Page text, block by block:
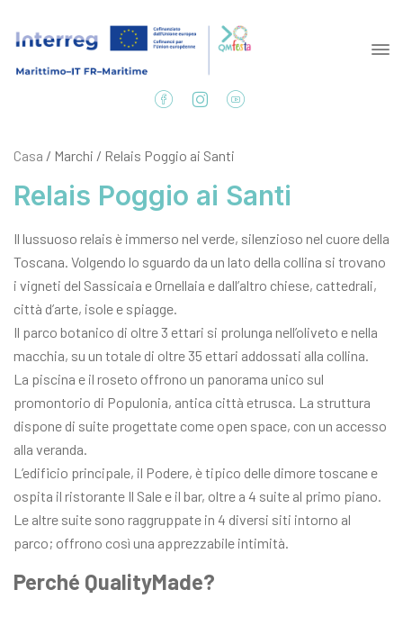
Casa / Marchi / Relais Poggio ai Santi
Relais Poggio ai Santi
Il lussuoso relais è immerso nel verde, silenzioso nel cuore della
Toscana. Volgendo lo sguardo da un lato della collina si trovano
i vigneti del Sassicaia e Ornellaia e dall’altro chiese, cattedrali,
città d’arte, isole e spiagge.
Il parco botanico di oltre 3 ettari si prolunga nell’oliveto e nella
macchia, su un totale di oltre 35 ettari addossati alla collina.
La piscina e il roseto offrono un panorama unico sul
promontorio di Populonia, antica città etrusca. La struttura
dispone di suite progettate come open space, con un accesso
alla veranda.
L’edificio principale, il Podere, è tipico delle dimore toscane e
ospita il ristorante Il Sale e il bar, oltre a 4 suite al primo piano.
Le altre suite sono raggruppate in 4 diversi siti intorno al
parco; offrono così una apprezzabile intimità.
Perché QualityMade?